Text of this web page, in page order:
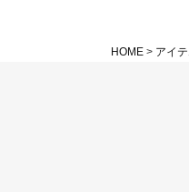
HOME アイ